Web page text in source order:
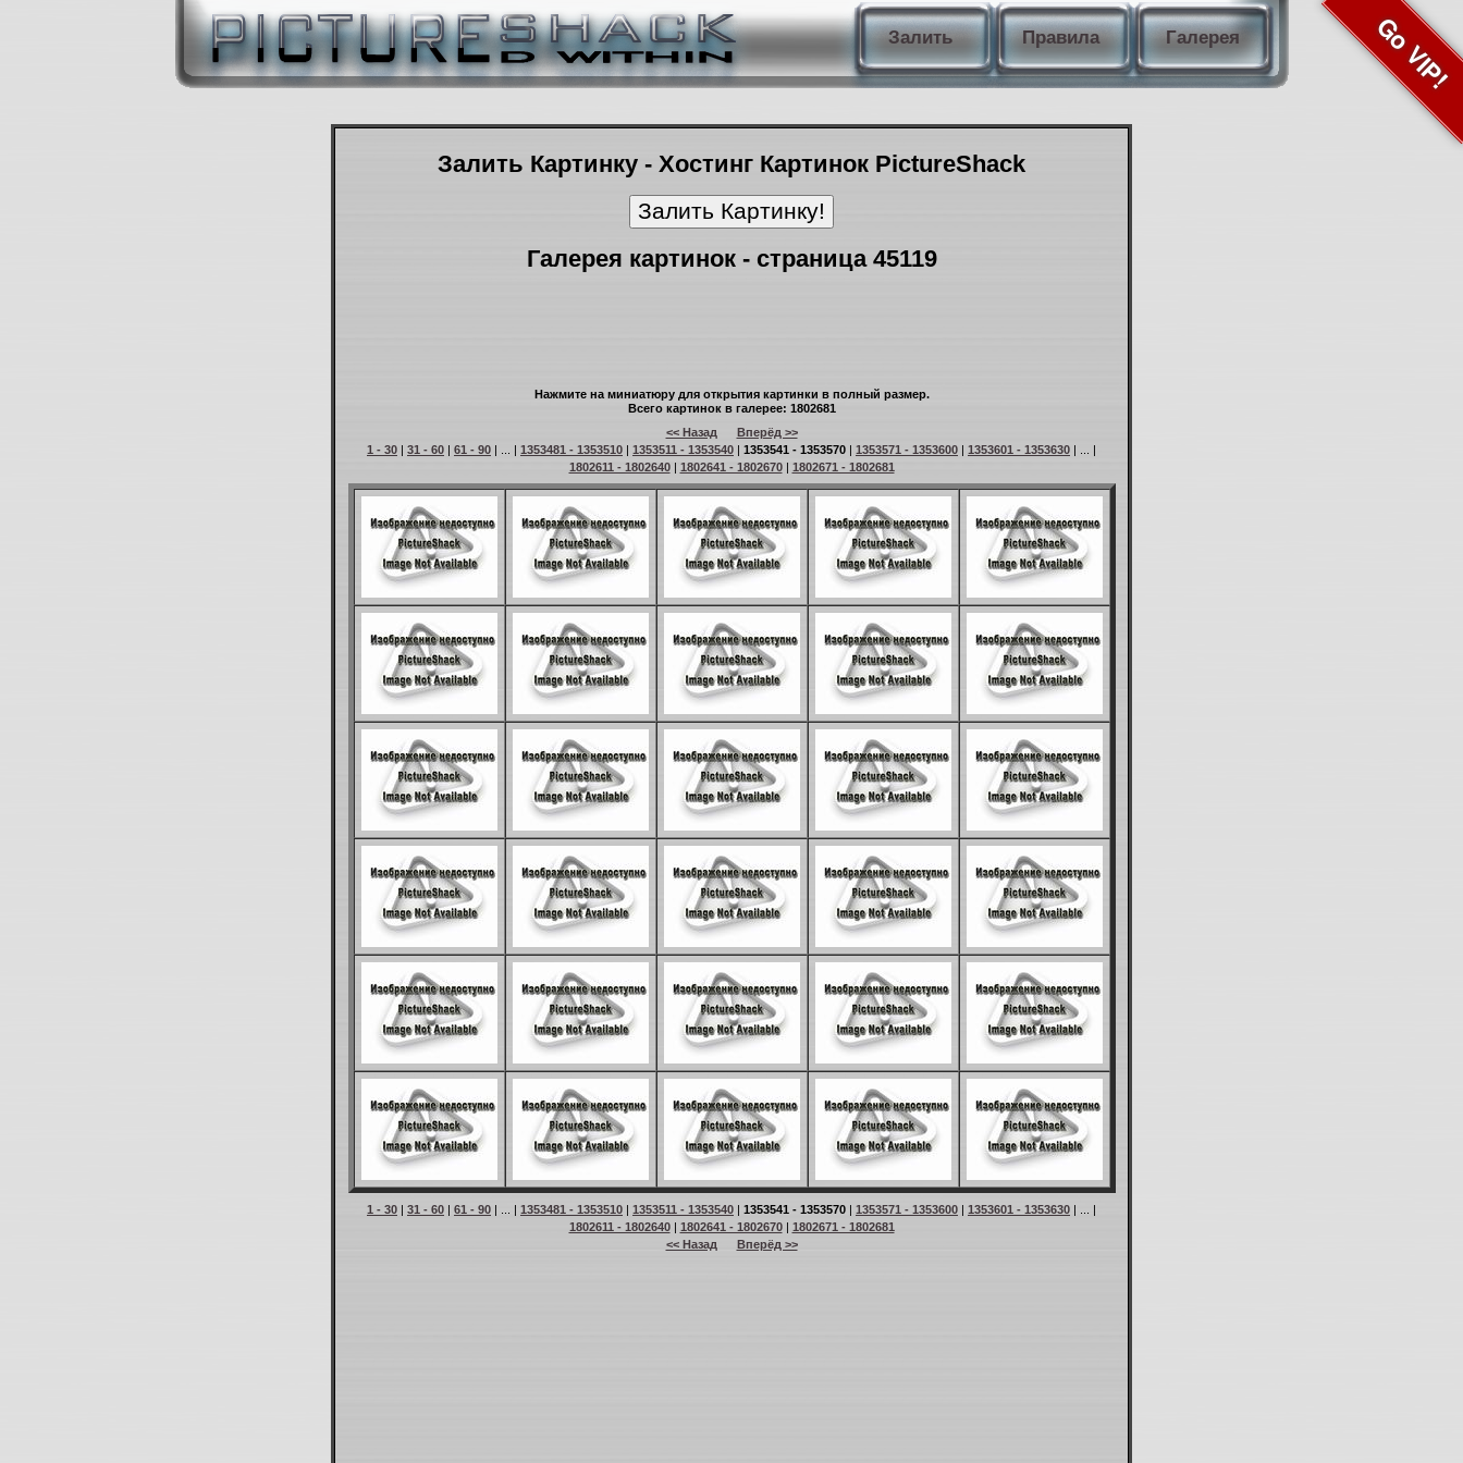
Залить Правила Галерея Go VIP!
Залить Картинку - Хостинг Картинок PictureShack
Галерея картинок - страница 45119
Нажмите на миниатюру для открытия картинки в полный размер.
Всего картинок в галерее: 1802681
<< Назад
Вперёд >>
1 - 30 | 31 - 60 | 61 - 90 | ... | 1353481 - 1353510 | 1353511 - 1353540 | 1353541 - 1353570 | 1353571 - 1353600 | 1353601 - 1353630 | ... |
1802611 - 1802640| 1802641 - 1802670| 1802671 - 1802681
1 - 30 | 31 - 60 | 61 - 90 | ... | 1353481 - 1353510 | 1353511 - 1353540 | 1353541 - 1353570 | 1353571 - 1353600 | 1353601 - 1353630 | ... |
1802611 - 1802640| 1802641 - 1802670| 1802671 - 1802681
<< Назад
Вперёд >>